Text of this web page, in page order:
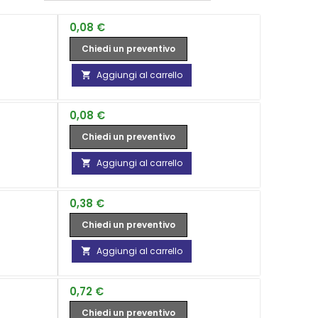
Prezzo
0,08 €
Chiedi un preventivo
 Aggiungi al carrello
Prezzo
0,08 €
Chiedi un preventivo
 Aggiungi al carrello
Prezzo
0,38 €
Chiedi un preventivo
 Aggiungi al carrello
Prezzo
0,72 €
Chiedi un preventivo